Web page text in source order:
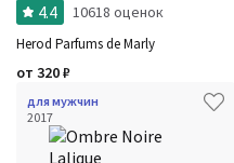
4.4 10618 оценок
Herod Parfums de Marly
от 320₽
для мужчин
2017